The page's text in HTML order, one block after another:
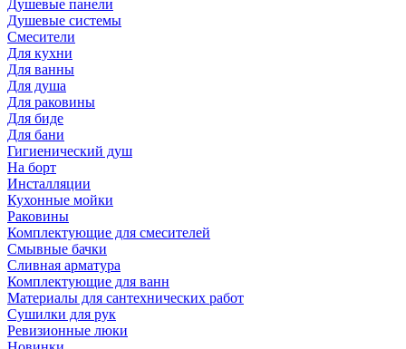
Душевые панели
Душевые системы
Смесители
Для кухни
Для ванны
Для душа
Для раковины
Для биде
Для бани
Гигиенический душ
На борт
Инсталляции
Кухонные мойки
Раковины
Комплектующие для смесителей
Смывные бачки
Сливная арматура
Комплектующие для ванн
Материалы для сантехнических работ
Сушилки для рук
Ревизионные люки